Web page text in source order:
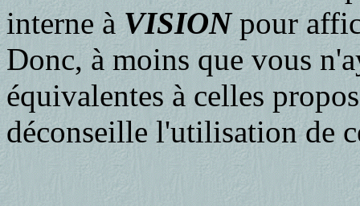
interne àVISIONpour
Donc, à moins que vous
équivalentes à celles
déconseille l'utilisation de